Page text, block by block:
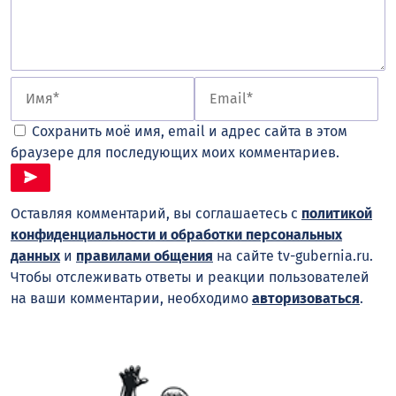
Сохранить моё имя, email и адрес сайта в этом
браузере для последующих моих комментариев.
Оставляя комментарий, вы соглашаетесь с политикой
конфиденциальности и обработки персональных
данных и правилами общения на сайте tv-gubernia.ru.
Чтобы отслеживать ответы и реакции пользователей
на ваши комментарии, необходимо авторизоваться.